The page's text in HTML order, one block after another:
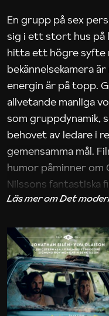
En grupp på sex
sig i ett stort hus på
hitta ett högre syfte
bekännelsekamera
energin är på topp.
allvetande manliga
som gruppdynamik,
behovet av ledare i
gemensamma mål.
humor påminner om
Nilssons fantastiska
iakttagelser om hur
Maja Kekonius